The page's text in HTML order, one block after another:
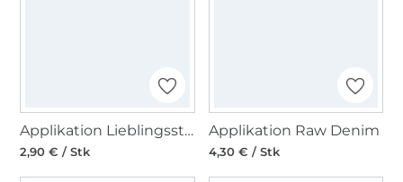
Applikation Lieblingsstück
2,90 € / Stk
Applikation Raw Denim
4,30 € / Stk